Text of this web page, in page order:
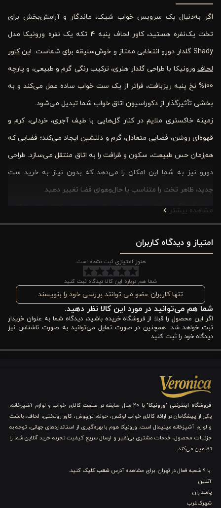
اگر به‌دنبال یک سرویس خواب شیک، ماندگار و آرامش‌بخش برای
تخت یک‌نفره هستید، کاور لحاف پنبه‌ 4 تکه یک نفره ورونیکا مدل
Shady گلدار دورو انتخابی ممتاز و خوش‌سلیقه برای شماست. این
کاور
لحاف ورونیکا با طراحی گلدار هنری، ترکیب رنگی گرم و طبیعی، و پارچه
100% نخ پنبه ریزبافت، فراتر از یک ست خواب ساده عمل می‌کند و به
بخشی تأثیرگذار از دکوراسیون اتاق خواب شما تبدیل می‌شود.
زمینه خاکستری ملایم در کنار گل‌هایی با طیف آجری، خردلی، کرم و
قهوه‌ای روشن، فضایی متعادل، گرم و دلنشین ایجاد می‌کند؛ فضایی که
هم‌زمان حس طبیعت، سکون و ظرافت را به اتاق منتقل می‌سازد. طراحی
دورو نیز به شما این امکان را می‌دهد که بدون نیاز به خرید ست
جدید، ظاهر تخت را متناسب با حال‌وهوای فضا تغییر دهید.
مدل Shady برای افرادی طراحی شده که در انتخاب کالای خواب لوکس
به جزئیات اهمیت می‌دهند؛ از لطافت پارچه روی پوست و جریان هوای
مناسب گرفته تا هماهنگی عالی با متریال‌هایی مثل چوب، سنگ و
دیوارهای روشن. اگر به‌دنبال محصولی باکیفیت، زیبا و با ارزش خرید
بالا هستید، این ست 4 تکه می‌تواند اتاق‌خواب شما را به فضایی گرم،
باوقار و حرفه‌ای تبدیل کند.
مزایای کاور لحاف پنبه‌ 4 تکه یک نفره ورونیکا مدل
shady گلدار دورو
اگر به‌دنبال یک انتخاب شیک، کاربردی و ماندگار برای ارتقای فضای
خواب خود هستید، خرید کاور لحاف پنبه‌ ورونیکا مدل Shady می‌تواند
شروعی هوشمندانه باشد. این محصول با طراحی گلدار خاص، رنگ‌بندی
آرامش‌بخش و پارچه نخ پنبه باکیفیت، به‌خوبی می‌تواند ظاهر تخت
شما را به نقطه قوت دکوراسیون اتاق خواب تبدیل کند.
طراحی گلدار دوروی Shady
اولین چیزی که در این کاور لحاف ورونیکا توجه را جلب می‌کند، طراحی
گلدار آن است؛ اما نه یک گل‌گلی شلوغ و تکراری. نقوش این مدل حالتی
نقاشی‌گونه، نرم و هنری دارند؛ انگار گل‌ها با قلم‌مویی لطیف روی پارچه
مشاهده بیشتر
امتیاز و دیدگاه کاربران
هنوز امتیازی ثبت نشده است.
شما هم درباره این کالا دیدگاه ثبت کنید
تنها کاربران عضو می توانند بررسی خود را بنویسند
شما هم می‌توانید در مورد این کالا نظر دهید.
اگر این محصول را قبلا از فروشگاه خریده باشید، دیدگاه شما به عنوان خریدار
ثبت خواهد شد. همچنین در صورت تمایل می‌توانید به صورت ناشناس نیز
دیدگاه خود را ثبت کنید
فروشگاه اینترنتی "ورونیکا"
با ۲۰ سال سابقه در صنعت کالای خواب و لوازم آشپزخانه،
یکی از پیشگامان در ارائه کالای خواب لوکس، حوله، تن‌پوش، کاور روتختی، لحاف، بالشت
و لوازم آشپزخانه مینیمال است. ورونیکا هوم با بهره‌گیری از استانداردهای جهانی، توجه به
جزئیات محصول، خدمات مشتری بی‌نظیر و ارسال سریع کیفیت تجربه خرید آنلاین شما را
تضمین می‌کند.
با 9 شعبه فعال در تهران. برای مشاهده آدرس شعبکلیک کنید.
آنلاین
پاسداران
شهرک‌غرب